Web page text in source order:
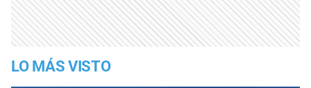
LO MÁS VISTO